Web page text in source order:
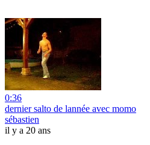
0:36
dernier salto de lannée avec momo
sébastien
il y a 20 ans